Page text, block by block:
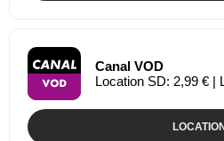
Canal VOD
Location SD: 2,99 € |
LOCATION